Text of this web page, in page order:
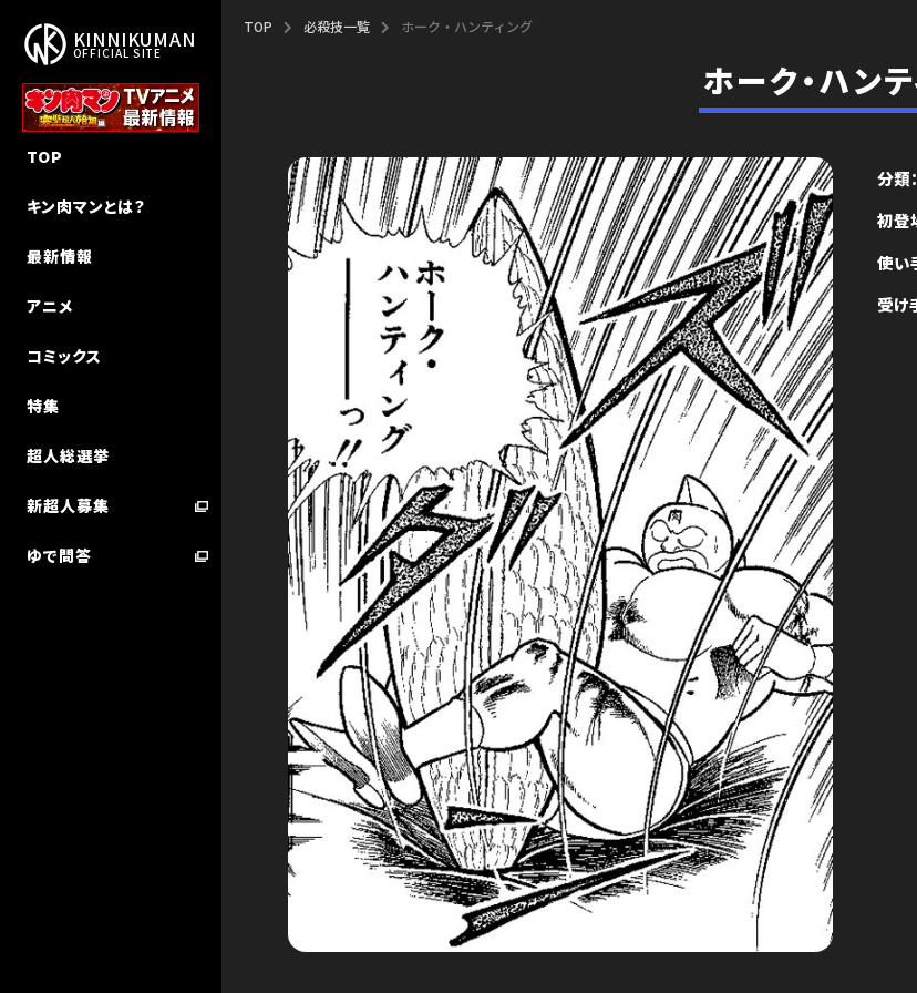
KINNIKUMAN
OFFICIAL SITE
TOP
キン肉マンとは？
作者・ゆでたまご先生
ストーリー
超人検索
技検索
超人検索／技検索 ランキング
STARTER BOOK
最新情報
アニメ
エピソード
声優キャスト
MUSIC
MUSIC（Season 2）
初代アニメ キン⾁マン
初代アニメ キン⾁マン キン⾁星王位争奪編
コミックス
キン肉マン
キン肉マンII世
キン肉マンII世 究極の超人タッグ編
特集
キン肉マンⅡ世 追っかけW連載
超人特集
インタビュー
キン肉マン教室
超人総選挙
新超人募集
ゆで問答
TOP 必殺技一覧 ホーク・ハンティング
ホーク・ハン
分類
初登
使い
受け